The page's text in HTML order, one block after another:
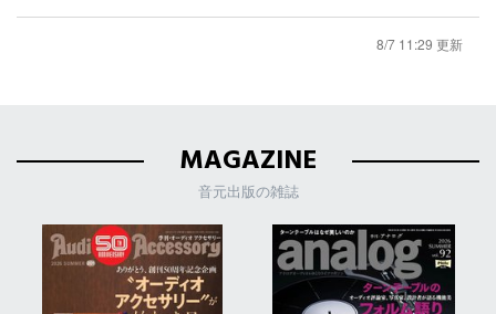
8/7 11:29 更新
MAGAZINE
音元出版の雑誌